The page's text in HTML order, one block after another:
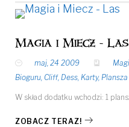
Magia i Miecz - Las
maj, 24 2009
Bioguru, Cliff, Dess, Karty, Plansza
W skład dodatku wchodzi: 1
ZOBACZ TERAZ!